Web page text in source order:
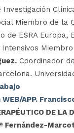
Investigación
Miembro de la
de ESRA
Coordinador
APP.
DE LA
Fernández-